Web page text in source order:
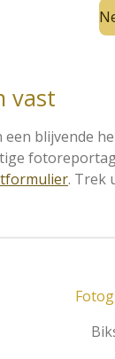
vast
blijvende
. Trek